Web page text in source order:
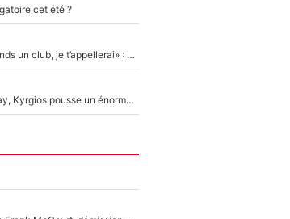
cet été ?
Mercato - OM - «Dès que je prends un club, je t’appellerai» : La promesse de Marcelino au moment de claquer la porte
Victime de racisme contre Murray, Kyrgios pousse un énorme coup de gueule !